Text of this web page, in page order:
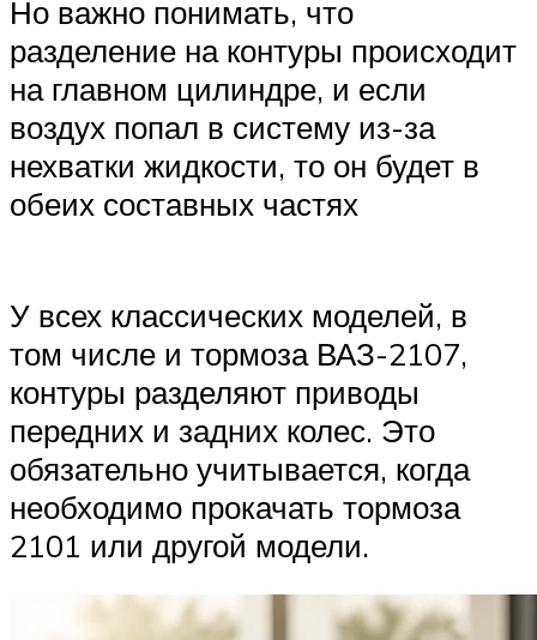
Но важно понимать, что
разделение на контуры происходит
на главном цилиндре, и если
воздух попал в систему из-за
нехватки жидкости, то он будет в
обеих составных частях
У всех классических моделей, в
том числе и тормоза ВАЗ-2107,
контуры разделяют приводы
передних и задних колес. Это
обязательно учитывается, когда
необходимо прокачать тормоза
2101 или другой модели.